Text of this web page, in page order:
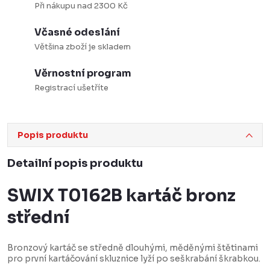
Při nákupu nad 2300 Kč
Včasné odeslání
Většina zboží je skladem
Věrnostní program
Registrací ušetříte
Popis produktu
Detailní popis produktu
SWIX T0162B kartáč bronz
střední
Bronzový kartáč se středně dlouhými, měděnými štětinami
pro první kartáčování skluznice lyží po seškrabání škrabkou.